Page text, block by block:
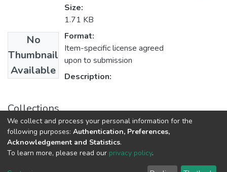
No
Thumbnail
Available
Size:
1.71 KB
Format:
Item-specific license agreed
upon to submission
Description:
Collections
Статті та доповіді РГФ
DSpace software copyright © 2009-2026
We collect and process your personal information for the
following purposes: Authentication, Preferences,
Acknowledgement and Statistics.
To learn more, please read our privacy policy.